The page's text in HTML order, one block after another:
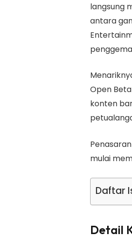
langsung
antara
Open
konten
mulai
Daftar
Detail